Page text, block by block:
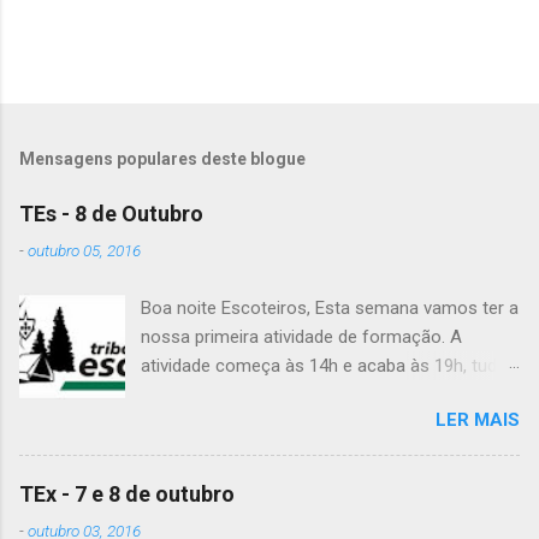
Mensagens populares deste blogue
TEs - 8 de Outubro
-outubro 05, 2016
Boa noite Escoteiros, Esta semana vamos ter a
nossa primeira atividade de formação. A
atividade começa às 14h e acaba às 19h, tudo
lanche (não pode ser dinheiro!), água, papel e
caneta. Para a Diana, a Inês, o Dawton,
Valentino e Rafael a atividade começa à 13h .
LER MAIS
TEx - 7 e 8 de outubro
-outubro 03, 2016